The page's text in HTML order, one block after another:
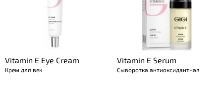
Vitamin E Eye Cream
Крем для век
Vitamin E Serum
Сыворотка антиоксидантная